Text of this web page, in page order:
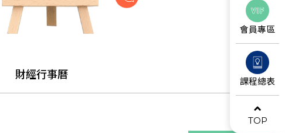
財經行事曆
會員專區
課程總表
TOP